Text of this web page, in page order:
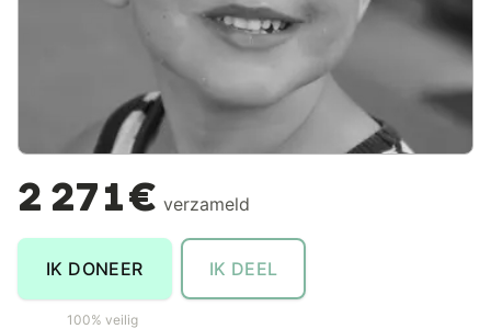
2 271€ verzameld
IK DONEER
100% veilig
IK DEEL